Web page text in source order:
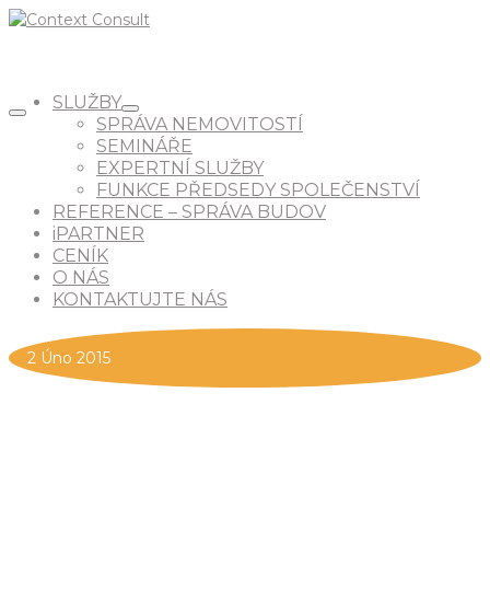
SLUŽBY
SPRÁVA NEMOVITOSTÍ
SEMINÁŘE
EXPERTNÍ SLUŽBY
FUNKCE PŘEDSEDY SPOLEČENSTVÍ
REFERENCE – SPRÁVA BUDOV
iPARTNER
CENÍK
O NÁS
KONTAKTUJTE NÁS
2Úno 2015